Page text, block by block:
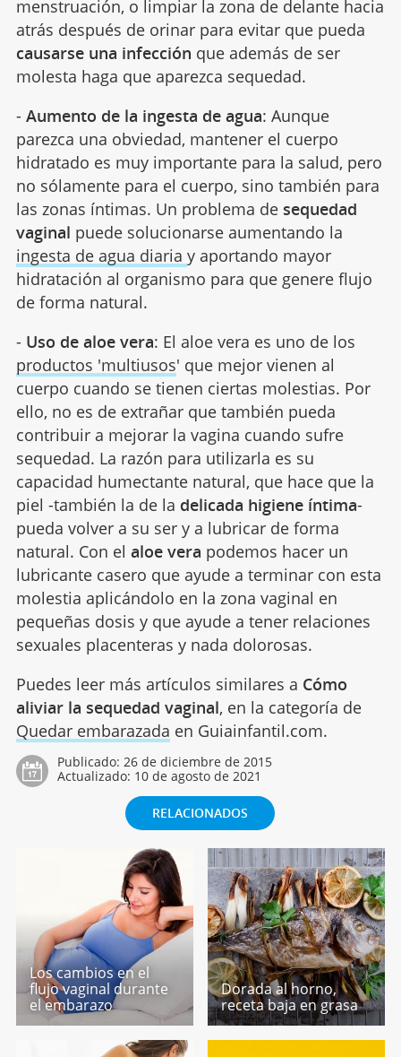
menstruación, o limpiar la zona de delante hacia
atrás después de orinar para evitar que pueda
causarse una infección que además de ser
molesta haga que aparezca sequedad.
- Aumento de la ingesta de agua: Aunque
parezca una obviedad, mantener el cuerpo
hidratado es muy importante para la salud, pero
no sólamente para el cuerpo, sino también para
las zonas íntimas. Un problema de sequedad
vaginal puede solucionarse aumentando la
ingesta de agua diaria y aportando mayor
hidratación al organismo para que genere flujo
de forma natural.
- Uso de aloe vera: El aloe vera es uno de los
productos 'multiusos' que mejor vienen al
cuerpo cuando se tienen ciertas molestias. Por
ello, no es de extrañar que también pueda
contribuir a mejorar la vagina cuando sufre
sequedad. La razón para utilizarla es su
capacidad humectante natural, que hace que la
piel -también la de la delicada higiene íntima-
pueda volver a su ser y a lubricar de forma
natural. Con el aloe vera podemos hacer un
lubricante casero que ayude a terminar con esta
molestia aplicándolo en la zona vaginal en
pequeñas dosis y que ayude a tener relaciones
sexuales placenteras y nada dolorosas.
Puedes leer más artículos similares a Cómo
aliviar la sequedad vaginal, en la categoría de
Quedar embarazada en Guiainfantil.com.
Publicado: 26 de diciembre de 2015
Actualizado: 10 de agosto de 2021
RELACIONADOS
Los cambios en el
flujo vaginal durante
el embarazo
Dorada al horno,
receta baja en grasa